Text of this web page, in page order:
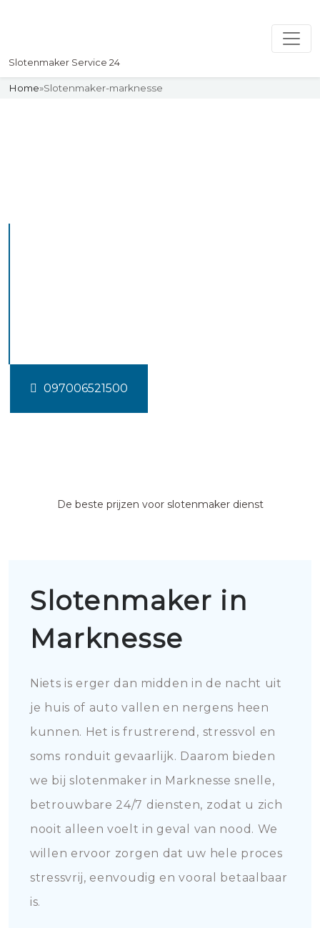
Slotenmaker Service 24
Home»Slotenmaker-marknesse
097006521500
De beste prijzen voor slotenmaker dienst
Slotenmaker in
Marknesse
Niets is erger dan midden in de nacht uit
je huis of auto vallen en nergens heen
kunnen. Het is frustrerend, stressvol en
soms ronduit gevaarlijk. Daarom bieden
we bij slotenmaker in Marknesse snelle,
betrouwbare 24/7 diensten, zodat u zich
nooit alleen voelt in geval van nood. We
willen ervoor zorgen dat uw hele proces
stressvrij, eenvoudig en vooral betaalbaar
is.